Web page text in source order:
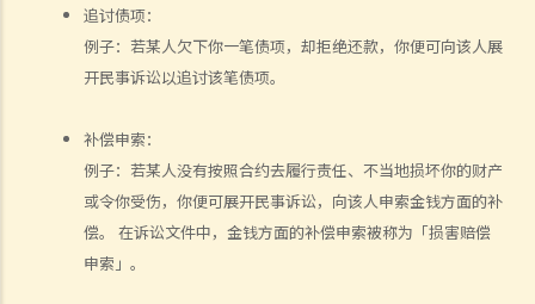
追讨债项：
例子：若某人欠下你一笔债项，却拒绝还款，你便可向该人展
开民事诉讼以追讨该笔债项。
补偿申索：
例子：若某人没有按照合约去履行责任、不当地损坏你的财产
或令你受伤，你便可展开民事诉讼，向该人申索金钱方面的补
偿。 在诉讼文件中，金钱方面的补偿申索被称为「损害赔偿
申索」。
2. 小额钱债审裁处会处理甚么民事案件？
3. 区域法院会处理甚么民事案件？
4. 高等法院原讼法庭会处理甚么民事案件？
否不同？
1. 法官会否考虑到无律师代表诉讼人在理解法庭程序方面处于不利地
位，而向他们提供法律意见？
2. 我可以请朋友代表我在法庭上发言吗？